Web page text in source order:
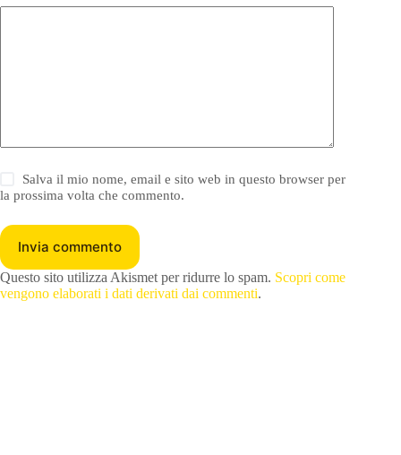
Salva il mio nome, email e sito web in questo browser per
la prossima volta che commento.
Invia commento
Questo sito utilizza Akismet per ridurre lo spam. Scopri come
vengono elaborati i dati derivati dai commenti.